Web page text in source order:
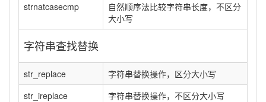
strnatcasecmp
自然顺序法比较字符串长度，不区分
大小写
字符串查找替换
str_replace
字符串替换操作，区分大小写
str_ireplace
字符串替换操作，不区分大小写